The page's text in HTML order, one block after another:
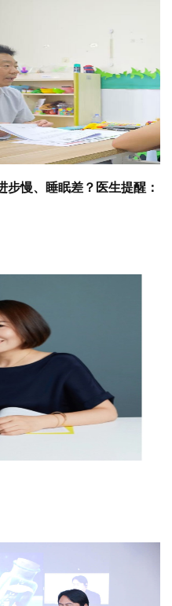
慢、睡眠差？医生提醒：